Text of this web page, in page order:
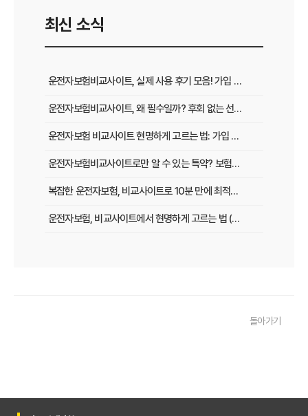
최신 소식
운전자보험비교사이트, 실제 사용 후기 모음! 가입 전 반드시 봐야 할 꿀팁
운전자보험비교사이트, 왜 필수일까? 후회 없는 선택을 위한 3가지 핵심 질문
운전자보험 비교사이트 현명하게 고르는 법: 가입 전 놓치지 말아야 할 체크리스트
운전자보험비교사이트로만 알 수 있는 특약? 보험료 절감 비법 공개
복잡한 운전자보험, 비교사이트로 10분 만에 최적의 설계 끝내는 법
운전자보험, 비교사이트에서 현명하게 고르는 법 (보장 VS 가격)
돌아가기